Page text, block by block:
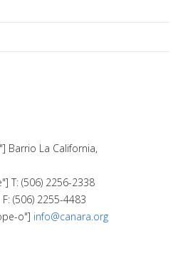
Barrio La California,
T: (506) 2256-2338
(506) 2255-4483
o"] info@canara.org